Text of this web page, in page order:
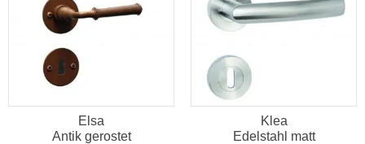
Elsa
Antik gerostet
Klea
Edelstahl matt